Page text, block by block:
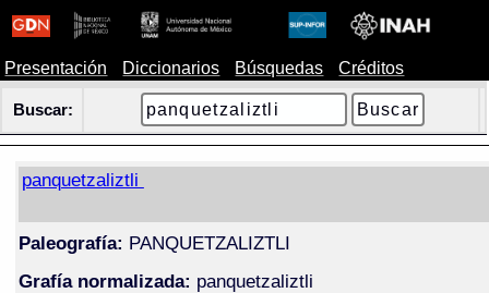
Presentación Diccionarios Búsquedas Créditos
Buscar:
panquetzaliztli
Paleografía: PANQUETZALIZTLI
Grafía normalizada: panquetzaliztli